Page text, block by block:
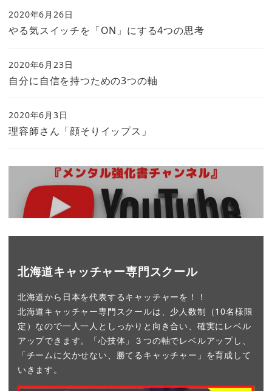
やる気スイッチを「ON」にする4つの思考
2020年6月26日
自分に自信を持つための3つの軸
2020年6月23日
理容師さん「顔そりイップス」
2020年6月3日
北海道キャッチャー専門スクール
北海道から日本を代表するキャッチャーを！！
北海道キャッチャー専門スクールは、少人数制（10名様限
定）なので一人一人としっかりと向き合い、確実にレベル
アップできます。「心技体」３つの軸でレベルアップし、
「チームに欠かせない、勝てるキャッチャー」を育成して
いきます。